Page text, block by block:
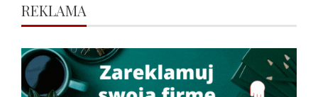
REKLAMA